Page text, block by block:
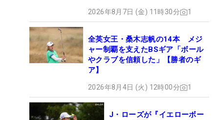
2026年8月7日 (金) 11時30分 1
全英女王・桑木志帆の14本 メジ
ャー制覇を支えたBSギア「ボール
やクラブを信頼した」【勝者のギ
ア】
2026年8月4日 (火) 12時00分 1
J・ローズが『イエローボー